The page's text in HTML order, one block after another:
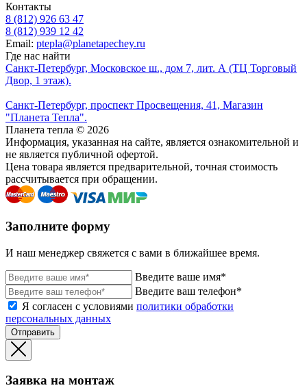
Контакты
8 (812) 926 63 47
8 (812) 939 12 42
Email: ptepla@planetapechey.ru
Где нас найти
Санкт-Петербург, Московское ш., дом 7, лит. А (ТЦ Торговый
Двор, 1 этаж).
Санкт-Петербург, проспект Просвещения, 41, Магазин
"Планета Тепла".
Планета тепла © 2026
Информация, указанная на сайте, является ознакомительной и
не является публичной офертой.
Цена товара является предварительной, точная стоимость
рассчитывается при обращении.
Заполните форму
И наш менеджер свяжется с вами в ближайшее время.
Введите ваше имя*
Введите ваш телефон*
Я согласен с условиями политики обработки
персональных данных
Отправить
Заявка на монтаж